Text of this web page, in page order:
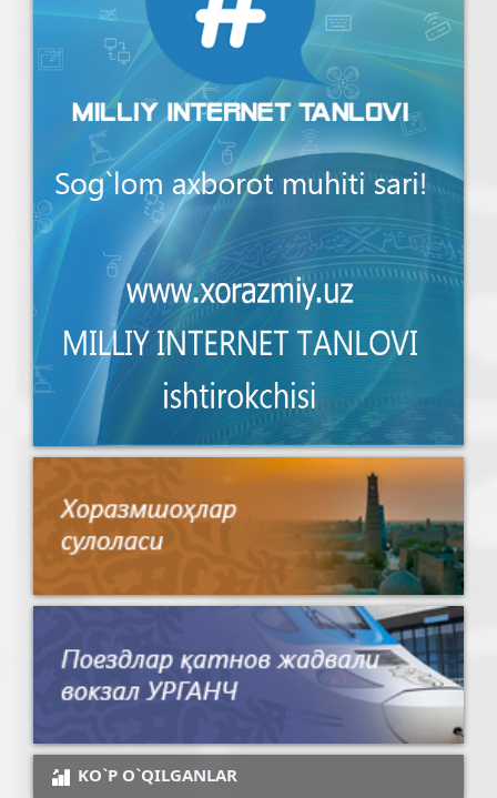
KO`P O`QILGANLAR